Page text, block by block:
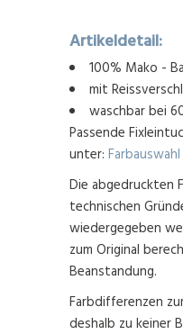
Artikeldetail:
100% Mako -
mit
waschbar bei
Passende
unter:Farbauswahl
Die abgedruckten
technischen
wiedergegeben
zum Original
Beanstandung.
Farbdifferenzen
deshalb zu keiner